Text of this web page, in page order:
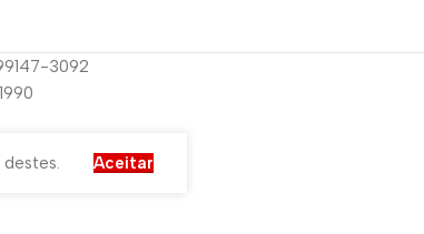
3092
Aceitar